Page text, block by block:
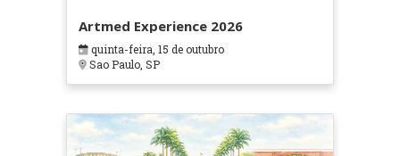
Artmed Experience 2026
quinta-feira, 15 de outubro
Sao Paulo, SP